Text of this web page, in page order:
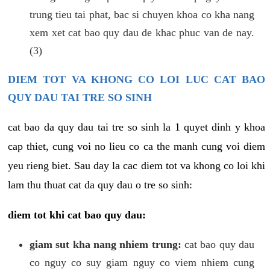
trung tieu tai phat, bac si chuyen khoa co kha nang
xem xet cat bao quy dau de khac phuc van de nay.
(3)
DIEM TOT VA KHONG CO LOI LUC CAT BAO
QUY DAU TAI TRE SO SINH
cat bao da quy dau tai tre so sinh la 1 quyet dinh y khoa
cap thiet, cung voi no lieu co ca the manh cung voi diem
yeu rieng biet. Sau day la cac diem tot va khong co loi khi
lam thu thuat cat da quy dau o tre so sinh:
diem tot khi cat bao quy dau:
giam sut kha nang nhiem trung: cat bao quy dau
co nguy co suy giam nguy co viem nhiem cung